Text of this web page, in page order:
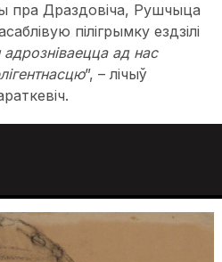
пра Драздовіча, Рушчыца
пілігрымку ездзілі
адрозніваецца ад нас
”, – лічыў